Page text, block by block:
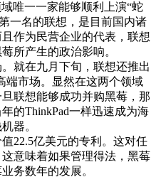
唯一一家能够顺利上演“蛇
一名的联想，是目前国内诸
作为民营企业的代表，联想
所产生的政治影响。
就在九月下旬，联想还推出
端市场。显然在这两个领域
联想能够成功并购黑莓，那
的ThinkPad一样迅速成为海
器。
22.5亿美元的专利。这对任
意味着如果管理得法，黑莓
务数年的发展。